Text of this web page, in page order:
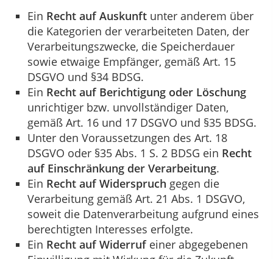
Ein Recht auf Auskunft unter anderem über
die Kategorien der verarbeiteten Daten, der
Verarbeitungszwecke, die Speicherdauer
sowie etwaige Empfänger, gemäß Art. 15
DSGVO und §34 BDSG.
Ein Recht auf Berichtigung oder Löschung
unrichtiger bzw. unvollständiger Daten,
gemäß Art. 16 und 17 DSGVO und §35 BDSG.
Unter den Voraussetzungen des Art. 18
DSGVO oder §35 Abs. 1 S. 2 BDSG ein Recht
auf Einschränkung der Verarbeitung.
Ein Recht auf Widerspruch gegen die
Verarbeitung gemäß Art. 21 Abs. 1 DSGVO,
soweit die Datenverarbeitung aufgrund eines
berechtigten Interesses erfolgte.
Ein Recht auf Widerrufeiner abgegebenen